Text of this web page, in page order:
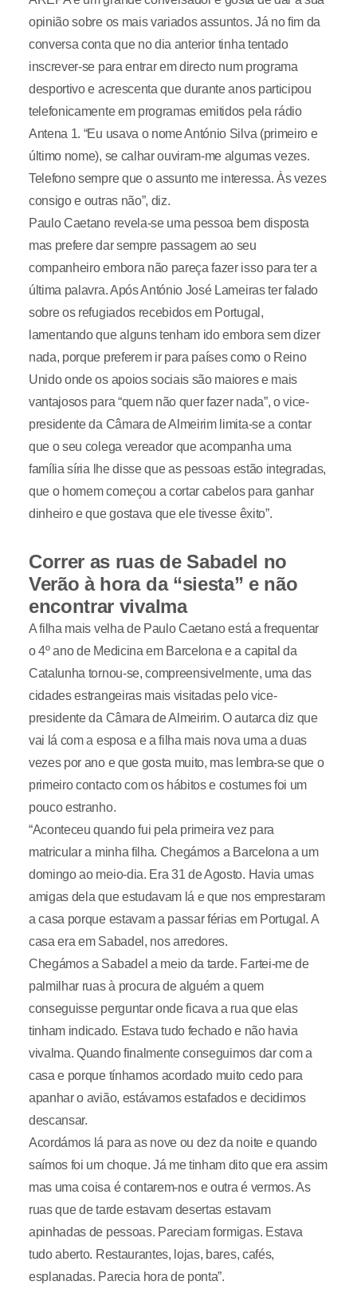
opinião sobre os mais variados assuntos. Já no fim da
conversa conta que no dia anterior tinha tentado
inscrever-se para entrar em directo num programa
desportivo e acrescenta que durante anos participou
telefonicamente em programas emitidos pela rádio
Antena 1. “Eu usava o nome António Silva (primeiro e
último nome), se calhar ouviram-me algumas vezes.
Telefono sempre que o assunto me interessa. Às vezes
consigo e outras não”, diz.
Paulo Caetano revela-se uma pessoa bem disposta
mas prefere dar sempre passagem ao seu
companheiro embora não pareça fazer isso para ter a
última palavra. Após António José Lameiras ter falado
sobre os refugiados recebidos em Portugal,
lamentando que alguns tenham ido embora sem dizer
nada, porque preferem ir para países como o Reino
Unido onde os apoios sociais são maiores e mais
vantajosos para “quem não quer fazer nada”, o vice-
presidente da Câmara de Almeirim limita-se a contar
que o seu colega vereador que acompanha uma
família síria lhe disse que as pessoas estão integradas,
que o homem começou a cortar cabelos para ganhar
dinheiro e que gostava que ele tivesse êxito”.
Correr as ruas de Sabadel no
Verão à hora da “siesta” e não
encontrar vivalma
A filha mais velha de Paulo Caetano está a frequentar
o 4º ano de Medicina em Barcelona e a capital da
Catalunha tornou-se, compreensivelmente, uma das
cidades estrangeiras mais visitadas pelo vice-
presidente da Câmara de Almeirim. O autarca diz que
vai lá com a esposa e a filha mais nova uma a duas
vezes por ano e que gosta muito, mas lembra-se que o
primeiro contacto com os hábitos e costumes foi um
pouco estranho.
“Aconteceu quando fui pela primeira vez para
matricular a minha filha. Chegámos a Barcelona a um
domingo ao meio-dia. Era 31 de Agosto. Havia umas
amigas dela que estudavam lá e que nos emprestaram
a casa porque estavam a passar férias em Portugal. A
casa era em Sabadel, nos arredores.
Chegámos a Sabadel a meio da tarde. Fartei-me de
palmilhar ruas à procura de alguém a quem
conseguisse perguntar onde ficava a rua que elas
tinham indicado. Estava tudo fechado e não havia
vivalma. Quando finalmente conseguimos dar com a
casa e porque tínhamos acordado muito cedo para
apanhar o avião, estávamos estafados e decidimos
descansar.
Acordámos lá para as nove ou dez da noite e quando
saímos foi um choque. Já me tinham dito que era assim
mas uma coisa é contarem-nos e outra é vermos. As
ruas que de tarde estavam desertas estavam
apinhadas de pessoas. Pareciam formigas. Estava
tudo aberto. Restaurantes, lojas, bares, cafés,
esplanadas. Parecia hora de ponta”.